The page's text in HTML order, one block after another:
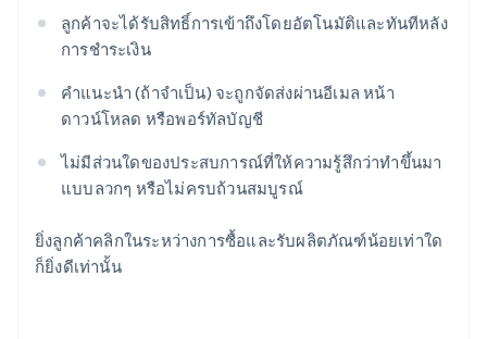
ลูกค้าจะได้รับสิทธิ์การเข้าถึงโดยอัตโนมัติและทันทีหลัง
การชำระเงิน
คำแนะนำ (ถ้าจำเป็น) จะถูกจัดส่งผ่านอีเมล หน้า
ดาวน์โหลด หรือพอร์ทัลบัญชี
ไม่มีส่วนใดของประสบการณ์ที่ให้ความรู้สึกว่าทำขึ้นมา
แบบลวกๆ หรือไม่ครบถ้วนสมบูรณ์
ยิ่งลูกค้าคลิกในระหว่างการซื้อและรับผลิตภัณฑ์น้อยเท่าใด
ก็ยิ่งดีเท่านั้น